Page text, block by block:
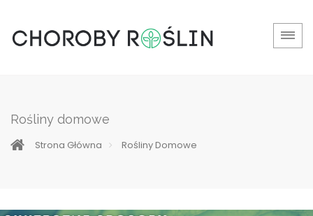
Rośliny domowe
Strona Główna Rośliny Domowe